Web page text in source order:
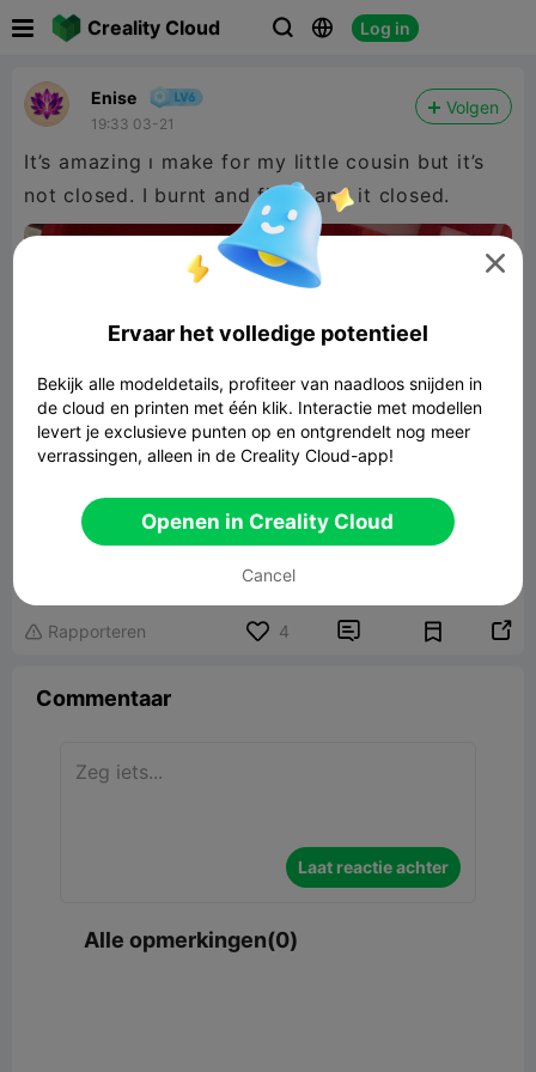
Creality Cloud   Log in
Enise
19:33 03-21
Volgen
It’s amazing ı make for my little cousin but it’s
not closed. I burnt and fixed and it closed.

Doll House
Gerelateerd 3D -model
 Rapporteren 4  
Commentaar
Laat reactie achter
Alle opmerkingen(0)

Ervaar het volledige potentieel
Bekijk alle modeldetails, profiteer van naadloos snijden in
de cloud en printen met één klik. Interactie met modellen
levert je exclusieve punten op en ontgrendelt nog meer
verrassingen, alleen in de Creality Cloud-app!
Openen in Creality Cloud
Cancel